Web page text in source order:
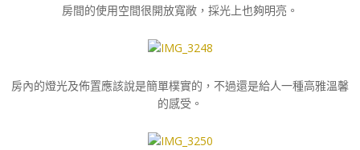
房間的使用空間很開放寬敞，採光上也夠明亮。
房內的燈光及佈置應該說是簡單樸實的，不過還是給人一種高雅溫馨
的感受。